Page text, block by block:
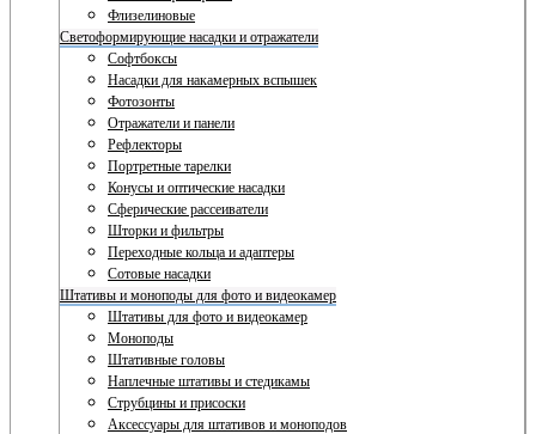
Флизелиновые
Светоформирующие насадки и отражатели
Софтбоксы
Насадки для накамерных вспышек
Фотозонты
Отражатели и панели
Рефлекторы
Портретные тарелки
Конусы и оптические насадки
Сферические рассеиватели
Шторки и фильтры
Переходные кольца и адаптеры
Сотовые насадки
Штативы и моноподы для фото и видеокамер
Штативы для фото и видеокамер
Моноподы
Штативные головы
Наплечные штативы и стедикамы
Струбцины и присоски
Аксессуары для штативов и моноподов